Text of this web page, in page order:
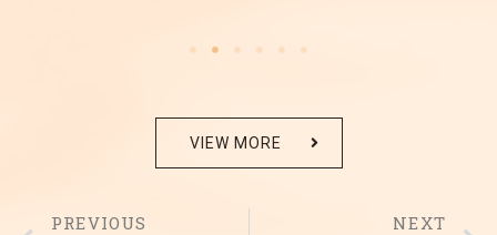
VIEW MORE
PREVIOUS
NEXT